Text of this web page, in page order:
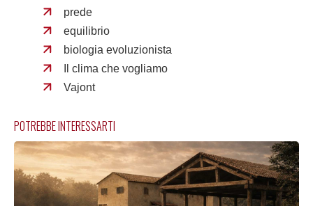
prede
equilibrio
biologia evoluzionista
Il clima che vogliamo
Vajont
POTREBBE INTERESSARTI